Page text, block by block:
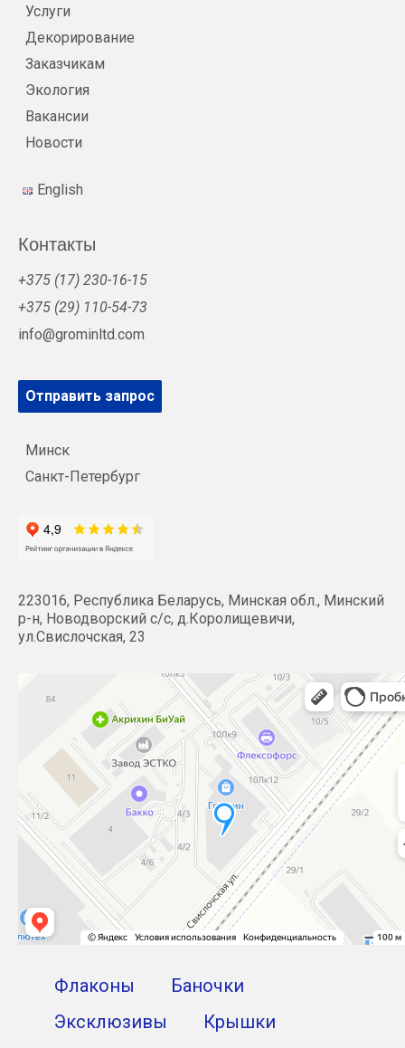
Услуги
Декорирование
Заказчикам
Экология
Вакансии
Новости
English
Контакты
+375 (17) 230-16-15
+375 (29) 110-54-73
info@grominltd.com
Отправить запрос
Минск
Санкт-Петербург
223016, Республика Беларусь, Минская обл., Минский
р-н, Новодворский с/с, д.Королищевичи,
ул.Свислочская, 23
Флаконы
Баночки
Эксклюзивы
Крышки